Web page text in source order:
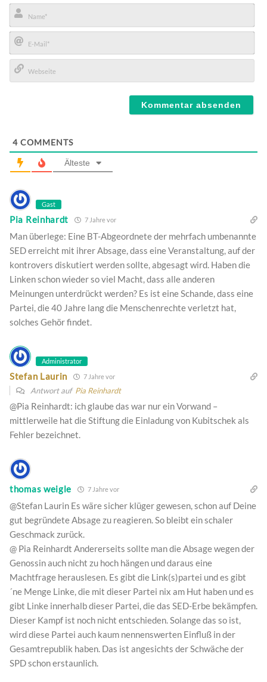
Name*
E-
Mail*
4 COMMENTS
Älteste
Gast
Pia Reinhardt 7 Jahre vor
Man überlege: Eine BT-Abgeordnete der mehrfach umbenannte
SED erreicht mit ihrer Absage, dass eine Veranstaltung, auf der
kontrovers diskutiert werden sollte, abgesagt wird. Haben die
Linken schon wieder so viel Macht, dass alle anderen
Meinungen unterdrückt werden? Es ist eine Schande, dass eine
Partei, die 40 Jahre lang die Menschenrechte verletzt hat,
solches Gehör findet.
Administrator
Stefan Laurin 7 Jahre vor
Antwort auf Pia Reinhardt
@Pia Reinhardt: ich glaube das war nur ein Vorwand –
mittlerweile hat die Stiftung die Einladung von Kubitschek als
Fehler bezeichnet.
thomas weigle 7 Jahre vor
@Stefan Laurin Es wäre sicher klüger gewesen, schon auf Deine
gut begründete Absage zu reagieren. So bleibt ein schaler
Geschmack zurück.
@ Pia Reinhardt Andererseits sollte man die Absage wegen der
Genossin auch nicht zu hoch hängen und daraus eine
Machtfrage herauslesen. Es gibt die Link(s)partei und es gibt
´ne Menge Linke, die mit dieser Partei nix am Hut haben und es
gibt Linke innerhalb dieser Partei, die das SED-Erbe bekämpfen.
Dieser Kampf ist noch nicht entschieden. Solange das so ist,
wird diese Partei auch kaum nennenswerten Einfluß in der
Gesamtrepublik haben. Das ist angesichts der Schwäche der
SPD schon erstaunlich.